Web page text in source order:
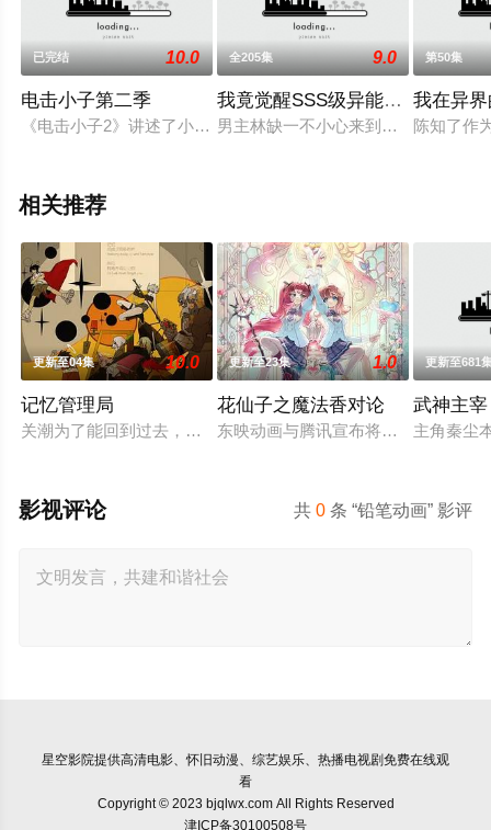
已完结 10.0
电击小子第二季
《电击小子2》讲述了小光是一名五年级学生，他因为参加电视
全205集 9.0
我竟觉醒SSS级异能动态漫画
男主林缺一不小心来到了异世界，可
第50集
我在异
陈知了作
相关推荐
更新至04集 10.0
记忆管理局
关潮为了能回到过去，寻找着能启动时间枪的能源“灼石”，却意
更新至23集 1.0
花仙子之魔法香对论
东映动画与腾讯宣布将联手打造『花
更新至681
武神主宰
主角秦尘
共0 条 “铅笔动画” 影评
影视评论
星空影院提供高清电影、怀旧动漫、综艺娱乐、热播电视剧免费在线观
看
Copyright © 2023 bjqlwx.com All Rights Reserved
津ICP备30100508号